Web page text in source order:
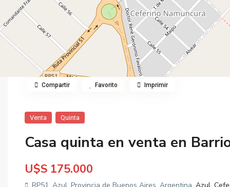
Venta Quinta
Casa quinta en venta en
U$S 175.000
Compartir Favorito Imprimir